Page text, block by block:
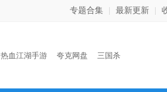
专题合集 最新更新
热血江湖手游 夸克网盘 三国杀